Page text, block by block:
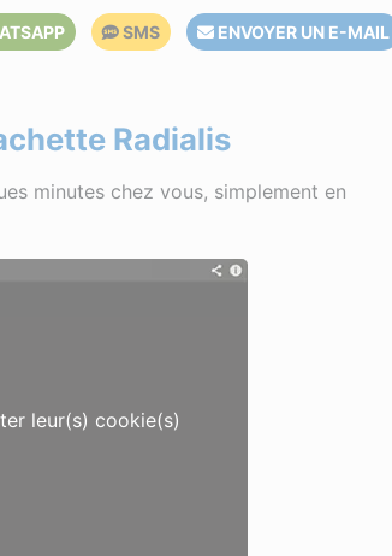
SMS ENVOYER UN E-MAIL
Radialis
minutes chez vous, simplement en
leur(s) cookie(s)